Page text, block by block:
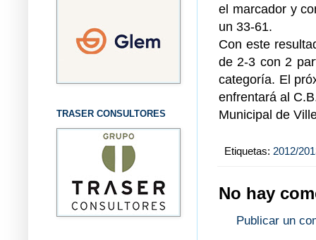
el marcador y
un 33-61.
Con este
de 2-3 con 2
categoría. El
enfrentará al
Municipal de
Etiquetas: 2012/
No hay
Publicar un
TRASER CONSULTORES